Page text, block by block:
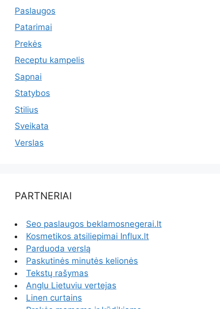
Paslaugos
Patarimai
Prekės
Receptu kampelis
Sapnai
Statybos
Stilius
Sveikata
Verslas
PARTNERIAI
Seo paslaugos beklamosnegerai.lt
Kosmetikos atsiliepimai Influx.lt
Parduoda verslą
Paskutinės minutės kelionės
Tekstų rašymas
Anglu Lietuviu vertejas
Linen curtains